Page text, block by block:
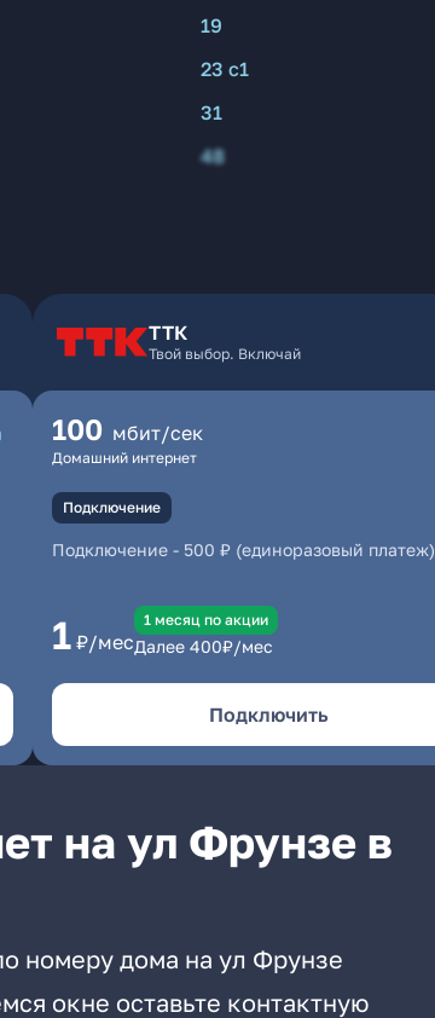
19
23 с1
31
48
ТТК
Твой выбор. Включай
100 мбит/сек
Домашний интернет
Подключение
Подключение - 500 ₽ (единоразовый платеж)
1 ₽/мес
1 месяц по акции
Далее 400₽/мес
Подключить
на ул Фрунзе в
номеру дома на ул Фрунзе
окне оставьте контактную